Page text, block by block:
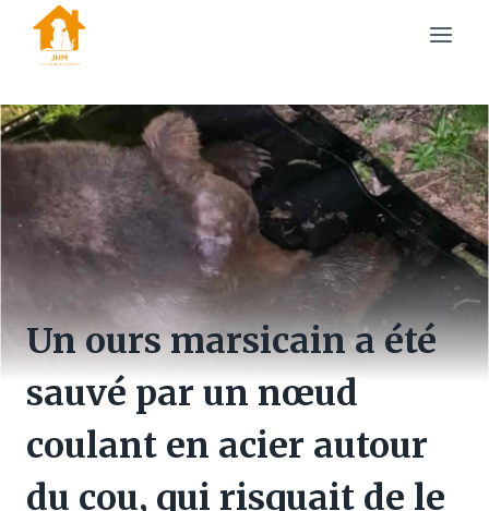
content
Un ours marsicain a été
sauvé par un nœud
coulant en acier autour
du cou, qui risquait de le